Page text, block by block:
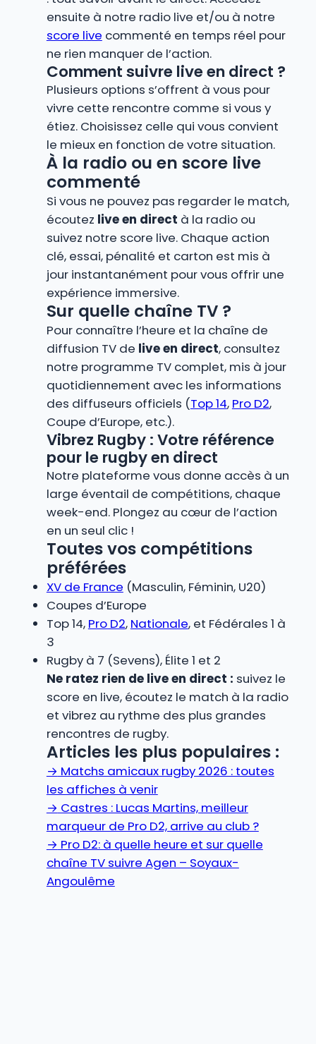
ensuite à notre radio live et/ou à notre
score live commenté en temps réel pour
ne rien manquer de l’action.
Comment suivre live en direct ?
Plusieurs options s’offrent à vous pour
vivre cette rencontre comme si vous y
étiez. Choisissez celle qui vous convient
le mieux en fonction de votre situation.
À la radio ou en score live
commenté
Si vous ne pouvez pas regarder le match,
écoutez live en direct à la radio ou
suivez notre score live. Chaque action
clé, essai, pénalité et carton est mis à
jour instantanément pour vous offrir une
expérience immersive.
Sur quelle chaîne TV ?
Pour connaître l’heure et la chaîne de
diffusion TV de live en direct, consultez
notre programme TV complet, mis à jour
quotidiennement avec les informations
des diffuseurs officiels (Top 14, Pro D2,
Coupe d’Europe, etc.).
Vibrez Rugby : Votre référence
pour le rugby en direct
Notre plateforme vous donne accès à un
large éventail de compétitions, chaque
week-end. Plongez au cœur de l’action
en un seul clic !
Toutes vos compétitions
préférées
XV de France (Masculin, Féminin, U20)
Coupes d’Europe
Top 14, Pro D2, Nationale, et Fédérales 1 à
3
Rugby à 7 (Sevens), Élite 1 et 2
Ne ratez rien de live en direct : suivez le
score en live, écoutez le match à la radio
et vibrez au rythme des plus grandes
rencontres de rugby.
Articles les plus populaires :
→ Matchs amicaux rugby 2026 : toutes
les affiches à venir
→ Castres : Lucas Martins, meilleur
marqueur de Pro D2, arrive au club ?
→ Pro D2: à quelle heure et sur quelle
chaîne TV suivre Agen – Soyaux-
Angoulême